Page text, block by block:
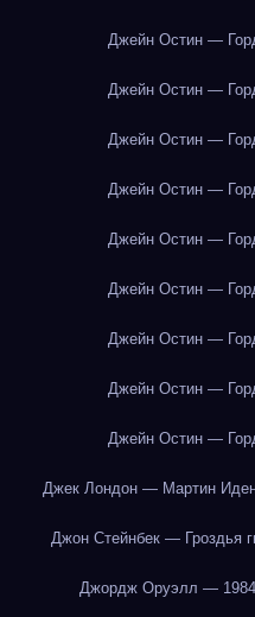
Джейн Остин —
Джейн Остин —
Джейн Остин —
Джейн Остин —
Джейн Остин —
Джейн Остин —
Джейн Остин —
Джейн Остин —
Джейн Остин —
Джек Лондон — Мартин
Джон Стейнбек — Гроздья
Джордж Оруэлл — 1984